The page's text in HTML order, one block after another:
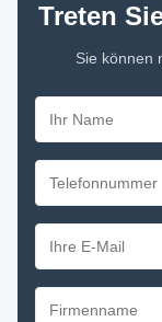
Treten
Sie können